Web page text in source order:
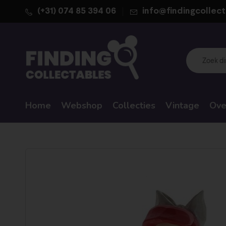
(+31) 074 85 394 06
Home Webshop Collecties Vintage